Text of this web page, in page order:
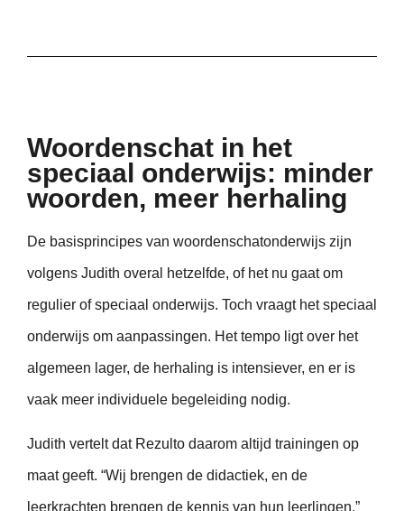
Woordenschat in het
speciaal onderwijs: minder
woorden, meer herhaling
De basisprincipes van woordenschatonderwijs zijn
volgens Judith overal hetzelfde, of het nu gaat om
regulier of speciaal onderwijs. Toch vraagt het speciaal
onderwijs om aanpassingen. Het tempo ligt over het
algemeen lager, de herhaling is intensiever, en er is
vaak meer individuele begeleiding nodig.
Judith vertelt dat Rezulto daarom altijd trainingen op
maat geeft. “Wij brengen de didactiek, en de
leerkrachten brengen de kennis van hun leerlingen.”